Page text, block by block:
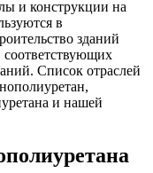
и конструкции на
в
зданий
Список отраслей
и нашей